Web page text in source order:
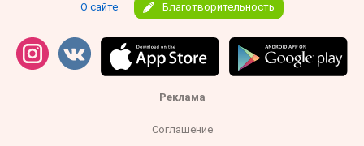
О сайте Благотворительность
Реклама
Соглашение